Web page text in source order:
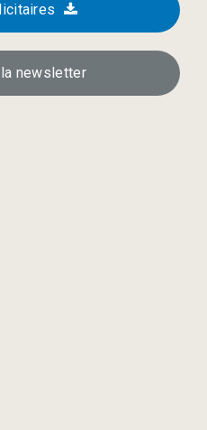
la newsletter